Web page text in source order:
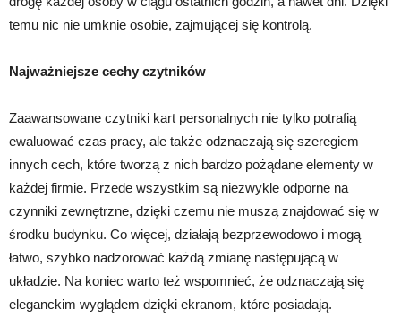
temu nic nie umknie osobie, zajmującej się kontrolą.
Najważniejsze cechy czytników
Zaawansowane czytniki kart personalnych nie tylko potrafią
ewaluować czas pracy, ale także odznaczają się szeregiem
innych cech, które tworzą z nich bardzo pożądane elementy w
każdej firmie. Przede wszystkim są niezwykle odporne na
czynniki zewnętrzne, dzięki czemu nie muszą znajdować się w
środku budynku. Co więcej, działają bezprzewodowo i mogą
łatwo, szybko nadzorować każdą zmianę następującą w
układzie. Na koniec warto też wspomnieć, że odznaczają się
eleganckim wyglądem dzięki ekranom, które posiadają.